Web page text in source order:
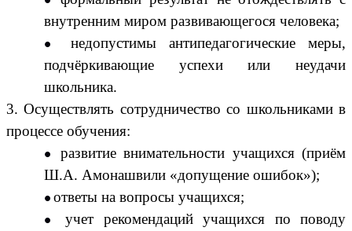
внутренним миром развивающегося человека;
недопустимы антипедагогические меры,
подчёркивающие успехи или неудачи
школьника.
3. Осуществлять сотрудничество со школьниками в
процессе обучения:
развитие внимательности учащихся (приём
Ш.А. Амонашвили «допущение ошибок»);
ответы на вопросы учащихся;
учет рекомендаций учащихся по поводу